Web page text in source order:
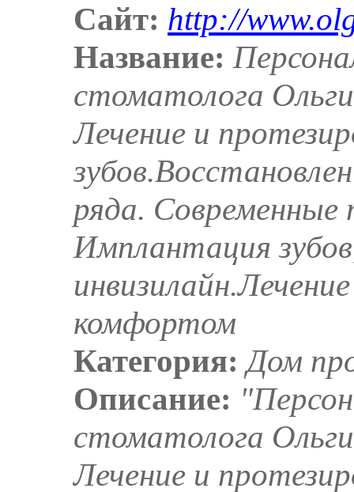
Сайт: http://
Название:
стоматолога
Лечение и
ряда. Современные
Имплантация
комфортом
Категория: Дом
Описание:
стоматолога
Лечение и